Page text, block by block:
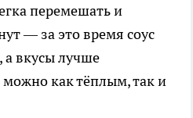
перемешать и
— за это время соус
а вкусы лучше
можно как тёплым, так и